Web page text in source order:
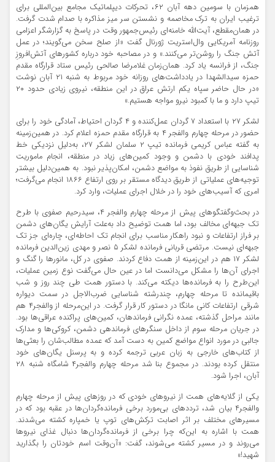
همزمان با سومین دهه آبان ۶۲، تحرکات دیپلماتیک مجامع بین‌المللی برای
ترغیب ایران به ترک مخاصمه و نشستن سر میز مذاکره با صدام شدت گرفت.
در همان‌مقطع، آیت‌الله خامنه‌ای رئیس‌جمهور وقت در پاسخ به گزارشگر اعزامی
روزنامه آمریکایی وال‌استریت ژورنال گفت «از صلح سخن می‌گویند؛ در عمل
آتش جنگ را روشن‌تر می‌کنند.» و در مصاحبه خود درباره کشورهای آتش‌افروزِ
جنگ، از فرانسه یاد کرد. همان‌زمان غلامرضا صالحی رئیس ستاد قرارگاه مقدم
حمزه سیدالشهدا در یادداشت‌های روزانه خود مربوط به شنبه ۲۱ آبان نوشت
«در حال حاضر سپاه یکم ارتش عراق در این منطقه، نیروی زیادی حدود ۲۰
تیپ دارد و ما با کمبود نیرو مواجه هستیم.»
لشکر ۲۷ با استعداد ۷ گردان عمل‌کننده و ۴ گردان احتیاط، آمادگی خود را برای
حضور در مرحله چهارم والفجر ۴ به قرارگاه مقدم حمزه اعلام کرد. در همین‌زمینه
به گفته عباس کریمی فرمانده تیپ ۲ سلمان لشکر ۲۷، به‌دلیل نزدیکی خط
پدافند خودی با دشمن و وجود کمین‌های زیاد در منطقه، انجام ماموریت
شناسایی از طریق نفوذ به مواضع دشمن، امکان‌پذیر نبود. به همین‌دلیل بیشتر
توجیه‌های عملیاتی از طریق دیدگاه مستقر بر روی ارتفاع ۱۸۶۶ انجام می‌گرفت؛
امری که آسیب‌های خود را در خلال اجرای عملیات، وارد کرد.
در بحث‌وگفتگوهای پیش از مرحله چهارم والفجر ۴، سیدرحیم صفوی با طرح
تک جبهه‌ای مخالف بود، اما همت توضیح داد به‌علت آرایش یگان‌های دشمن
بر فراز ارتفاعات و نبود راهکار مناسب برای انجام تک احاطه‌ای، چاره‌ای جز تک
جبهه‌ای نیست. مرتضی قربانی فرمانده لشکر ۵ نصر و مهدی زین‌الدین فرمانده
لشکر ۱۷ هم در این‌زمینه از همت دفاع کردند. صفوی در کل، مانورها را گنگ و
اجرای آن‌ها را مشکل می‌دانست اما در عین حال می‌گفت نوع زمین عملیات،
این‌طرح را به فرمانده‌ها دیکته می‌کند. با دستور همت طی چند روز و شب
باقیمانده تا مرحله چهارم، چندرشته شناسایی ضرب‌الاجل در سمت دیواره
شرقی ارتفاعات کانی مانگا در دستور کار قرار گرفت. در این‌مرحله از والفجر۴ هم
مانند مراحل گذشته، عمده نگرانی فرماندهان، کمین‌های پراکنده عراقی‌ها بود.
در جریان مرحله سوم از داخل سنگرهای فرماندهی دشمن، کروکی‌ها و مدارک
جالبی در مورد انواع مواضع کمین به دست آمد که عمده مطالب‌شان را بعثی‌ها
از کتاب‌های خارجی به زبان عربی ترجمه کرده و به پرسنل یگان‌های خود
منتقل کرده بودند. در مجموع بنا شد مرحله چهارم والفجر۴ شامگاه شنبه ۲۸
آبان، اجرا شود.
یکی از گلایه‌های همت از نیروهای خودی که در روزهای پیش از مرحله چهارم
والفجر۴ بیان شد، ترددهای بی‌مورد برخی فرمانده‌گردان‌ها در عقبه بود که در
مسیرهای مختلف بر اثر اصابت ترکش‌های توپ یا خمپاره کشته می‌شدند.
همت با اشاره به این‌که چرا برخی از فرمانده‌گردان‌ها دنبال غذای نیروها
می‌روند و در مسیر کشته می‌شوند، گفت: «آن‌وقت اسم خودتان را بگذارید
شهید!»